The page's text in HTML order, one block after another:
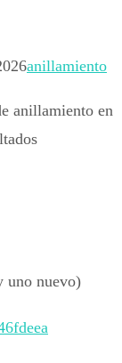
anillamiento
anillamiento en
uno nuevo)